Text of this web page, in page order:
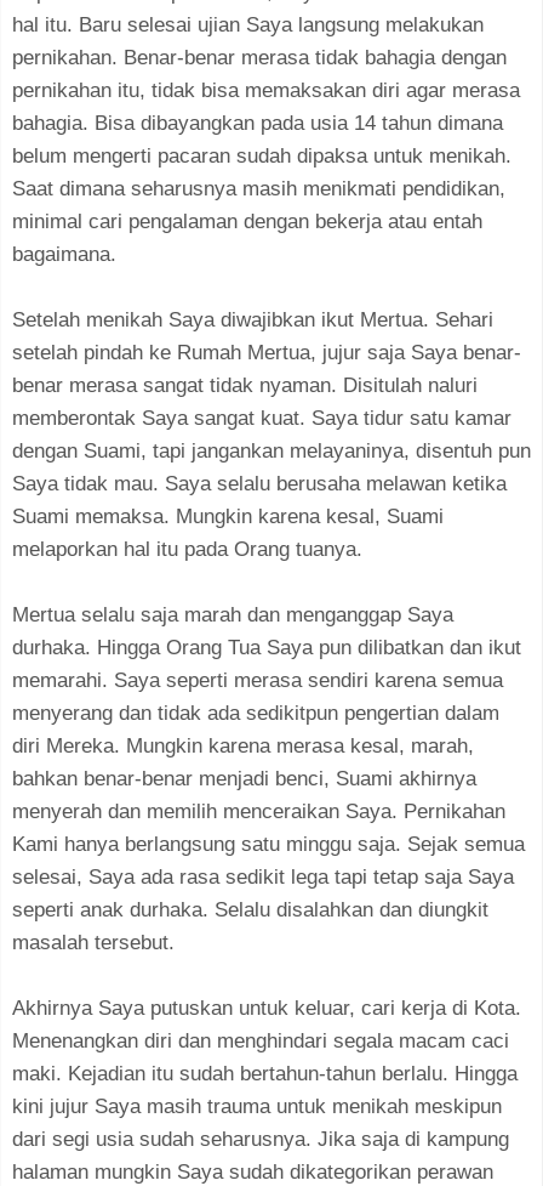
hal itu. Baru selesai ujian Saya langsung melakukan
pernikahan. Benar-benar merasa tidak bahagia dengan
pernikahan itu, tidak bisa memaksakan diri agar merasa
bahagia. Bisa dibayangkan pada usia 14 tahun dimana
belum mengerti pacaran sudah dipaksa untuk menikah.
Saat dimana seharusnya masih menikmati pendidikan,
minimal cari pengalaman dengan bekerja atau entah
bagaimana.
Setelah menikah Saya diwajibkan ikut Mertua. Sehari
setelah pindah ke Rumah Mertua, jujur saja Saya benar-
benar merasa sangat tidak nyaman. Disitulah naluri
memberontak Saya sangat kuat. Saya tidur satu kamar
dengan Suami, tapi jangankan melayaninya, disentuh pun
Saya tidak mau. Saya selalu berusaha melawan ketika
Suami memaksa. Mungkin karena kesal, Suami
melaporkan hal itu pada Orang tuanya.
Mertua selalu saja marah dan menganggap Saya
durhaka. Hingga Orang Tua Saya pun dilibatkan dan ikut
memarahi. Saya seperti merasa sendiri karena semua
menyerang dan tidak ada sedikitpun pengertian dalam
diri Mereka. Mungkin karena merasa kesal, marah,
bahkan benar-benar menjadi benci, Suami akhirnya
menyerah dan memilih menceraikan Saya. Pernikahan
Kami hanya berlangsung satu minggu saja. Sejak semua
selesai, Saya ada rasa sedikit lega tapi tetap saja Saya
seperti anak durhaka. Selalu disalahkan dan diungkit
masalah tersebut.
Akhirnya Saya putuskan untuk keluar, cari kerja di Kota.
Menenangkan diri dan menghindari segala macam caci
maki. Kejadian itu sudah bertahun-tahun berlalu. Hingga
kini jujur Saya masih trauma untuk menikah meskipun
dari segi usia sudah seharusnya. Jika saja di kampung
halaman mungkin Saya sudah dikategorikan perawan